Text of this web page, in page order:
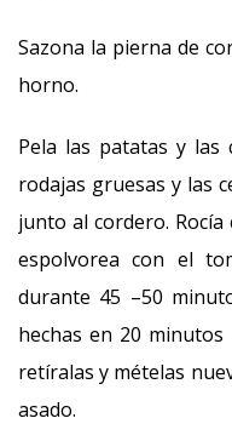
Sazona la pierna de
horno.
Pela las patatas y las
rodajas gruesas y las
junto al cordero.
espolvorea con el
durante 45 –50
hechas en 20
retíralas y mételas
asado.